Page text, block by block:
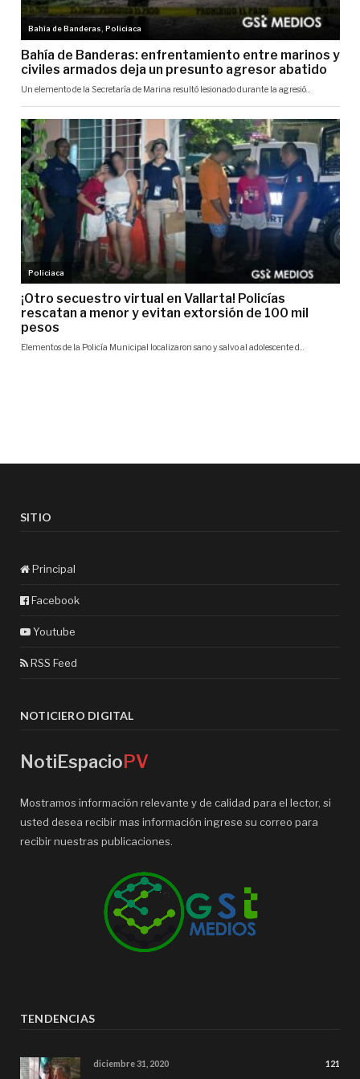
SITIO
Principal
Facebook
Youtube
RSS Feed
NOTICIERO DIGITAL
NotiEspacioPV
Mostramos información relevante y de calidad para el lector, si
usted desea recibir mas información ingrese su correo para
recibir nuestras publicaciones.
TENDENCIAS
diciembre 31, 2020 121